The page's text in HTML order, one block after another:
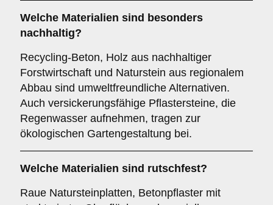
Welche Materialien sind besonders
nachhaltig?
Recycling-Beton, Holz aus nachhaltiger
Forstwirtschaft und Naturstein aus regionalem
Abbau sind umweltfreundliche Alternativen.
Auch versickerungsfähige Pflastersteine, die
Regenwasser aufnehmen, tragen zur
ökologischen Gartengestaltung bei.
Welche Materialien sind rutschfest?
Raue Natursteinplatten, Betonpflaster mit